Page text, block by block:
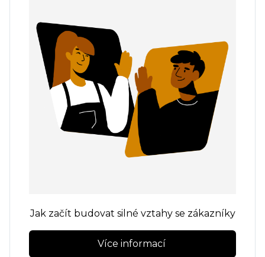
Jak začít budovat silné vztahy se zákazníky
Více informací